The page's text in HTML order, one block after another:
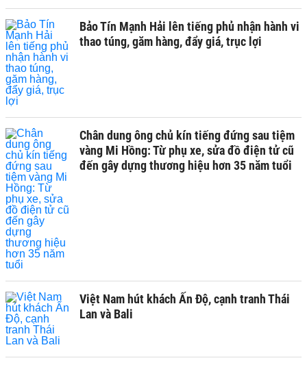
Bảo Tín Mạnh Hải lên tiếng phủ nhận hành vi
thao túng, găm hàng, đẩy giá, trục lợi
Chân dung ông chủ kín tiếng đứng sau tiệm
vàng Mi Hồng: Từ phụ xe, sửa đồ điện tử cũ
đến gây dựng thương hiệu hơn 35 năm tuổi
Việt Nam hút khách Ấn Độ, cạnh tranh Thái
Lan và Bali